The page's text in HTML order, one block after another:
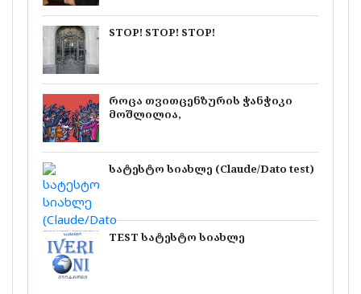
STOP! STOP! STOP!
როცა თვითცენზურის ჭანჭიკი
მოშლილია,
სატესტო სიახლე (Claude/Dato test)
TEST სატესტო სიახლე